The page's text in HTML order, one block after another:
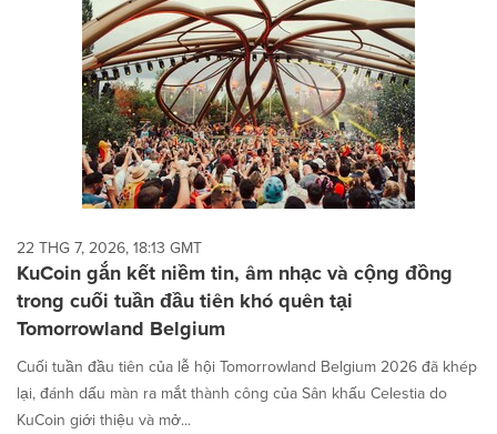
each
option
is
selected.
22 THG 7, 2026, 18:13 GMT
KuCoin gắn kết niềm tin, âm nhạc và cộng đồng
trong cuối tuần đầu tiên khó quên tại
Tomorrowland Belgium
Cuối tuần đầu tiên của lễ hội Tomorrowland Belgium 2026 đã khép
lại, đánh dấu màn ra mắt thành công của Sân khấu Celestia do
KuCoin giới thiệu và mở...